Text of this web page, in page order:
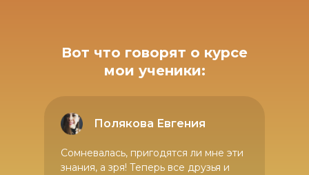
Вот что говорят о курсе
мои ученики:
Полякова Евгения
Сомневалась, пригодятся ли мне эти
знания, а зря! Теперь все друзья и